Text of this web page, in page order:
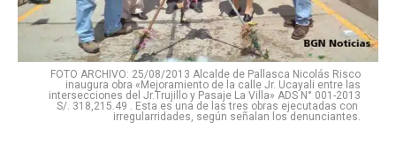
FOTO ARCHIVO: 25/08/2013 Alcalde de Pallasca Nicolás Risco
inaugura obra «Mejoramiento de la calle Jr. Ucayali entre las
intersecciones del Jr.Trujillo y Pasaje La Villa» ADS N° 001-2013
S/. 318,215.49 . Esta es una de las tres obras ejecutadas con
irregularridades, según señalan los denunciantes.